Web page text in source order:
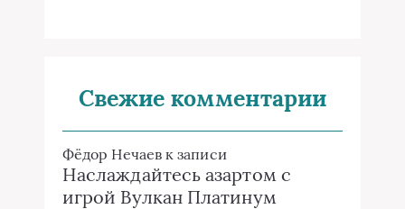
Свежие комментарии
Фёдор Нечаевк записи
Наслаждайтесь азартом с
игрой Вулкан Платинум